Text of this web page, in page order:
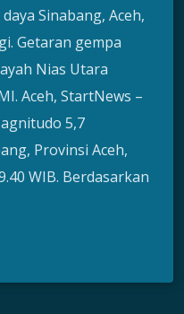
Sinabang, Aceh,
Getaran gempa
Nias Utara
Aceh, StartNews –
5,7
Provinsi Aceh,
WIB. Berdasarkan